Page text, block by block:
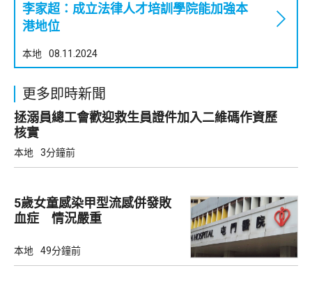
李家超：成立法律人才培訓學院能加強本
港地位
本地 08.11.2024
更多即時新聞
拯溺員總工會歡迎救生員證件加入二維碼作資歷
核實
本地 3分鐘前
5歲女童感染甲型流感併發敗
血症 情況嚴重
本地 49分鐘前